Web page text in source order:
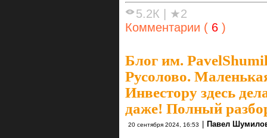
5.2К
★2
Комментарии ( 6 )
Блог им.
Русолово.
Инвестору здесь
даже! Полный
20 сентября 2024, 16:53 Павел